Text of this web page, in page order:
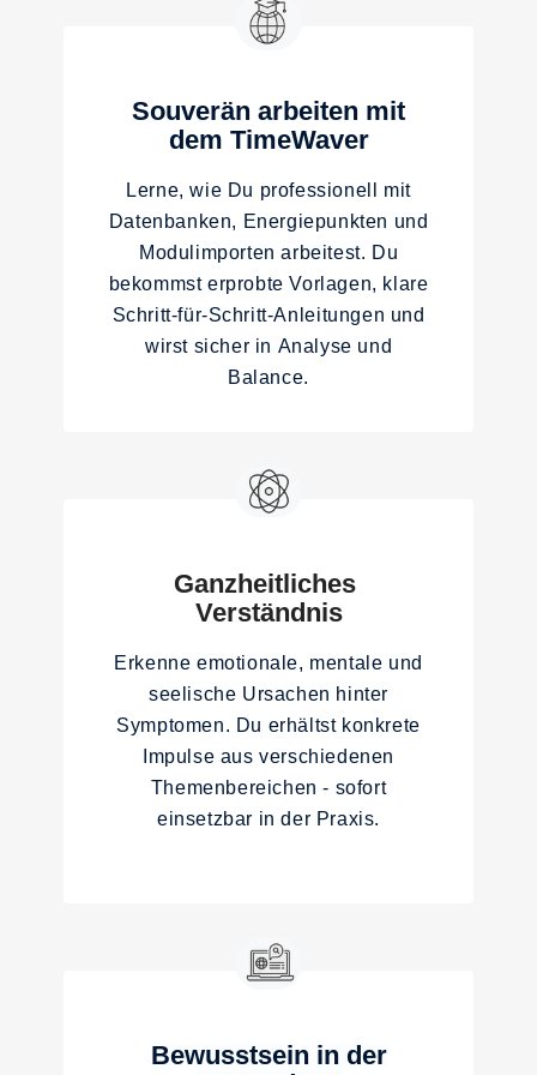
Businessaufbau und Projektentwicklung
18. Eigene Businessprojekte unterstützen
21. Angebotserstellung mit TimeWaver
22. Events begleiten
23. Internetshop/ Onlinemarketing, Umsatz steigern
25. Webinare und Videokurse, Präsentation und Sicherheit
26. Marketing, Social Media, effektive Werbung
Teamführung und Mitarbeiterentwicklung
27. Mitarbeiter stärken
28. Motivation Mitarbeiter und Führungskräfte
29. Personalcoaching, Bewerberauswahl
Finanzen und rechtliche Themen
34. Steuerprüfungen, rechtliche Schreiben
35. Haus vermieten, verkaufen, Mieter finden
36. Erfolgreich verkaufen
37. Online Kunden generieren, Kundengewinnung
38. Verkauf, Umsatzsteigerung Produkte
Souverän arbeiten mit
dem TimeWaver
Lerne, wie Du professionell mit
Datenbanken, Energiepunkten und
Modulimporten arbeitest. Du
bekommst erprobte Vorlagen, klare
Schritt-für-Schritt-Anleitungen und
wirst sicher in Analyse und
Balance.
Ganzheitliches
Verständnis
Erkenne emotionale, mentale und
seelische Ursachen hinter
Symptomen. Du erhältst konkrete
Impulse aus verschiedenen
Themenbereichen - sofort
einsetzbar in der Praxis.
Bewusstsein in der